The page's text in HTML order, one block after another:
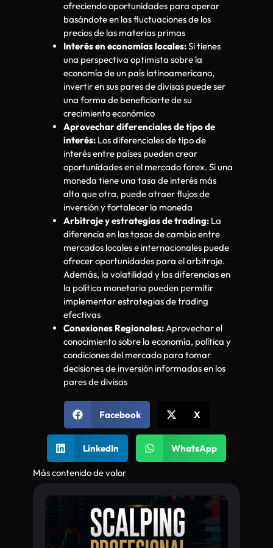
ofreciendo oportunidades para operar
basándote en las fluctuaciones de los
precios de las materias primas
Interés en economías locales:Si tienes
una perspectiva optimista sobre la
economía de un país latinoamericano,
invertir en sus pares de divisas puede ser
una forma de beneficiarte de su
crecimiento económico
Aprovechar diferenciales de tipo de
interés: Los diferenciales de tipo de
interés entre países pueden crear
oportunidades en el mercado forex. Si una
moneda tiene una tasa de interés más
alta que otra, puede atraer flujos de
inversión y fortalecer la moneda
Arbitraje y estrategias de trading: La
diferencia en las tasas de cambio entre
mercados locales e internacionales puede
ofrecer oportunidades para el arbitraje.
Además, la volatilidad y las diferencias en
la política monetaria pueden permitir
implementar estrategias de trading
efectivas
Conexiones Regionales:Aprovechar el
conocimiento sobre la economía, política y
condiciones del mercado para tomar
decisiones de inversión informadas en los
pares de divisas
Facebook X
LinkedIn WhatsApp
Más contenido de valor